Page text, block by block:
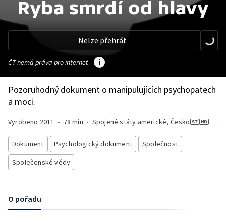
Ryba smrdí od hlavy
Nelze přehrát
ČT nemá práva pro internet
Pozoruhodný dokument o manipulujících psychopatech
a moci.
Vyrobeno 2011 • 78 min • Spojené státy americké, Česko
Dokument Psychologický dokument
Společnost
Společenské vědy
O pořadu